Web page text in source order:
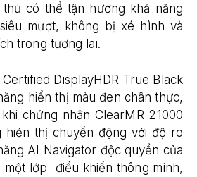
thủ có thể tận hưởng khả năng
mượt, không bị xé hình và
trong tương lai.
DisplayHDR True Black
hiển thị màu đen chân thực,
chứng nhận ClearMR 21000
hiẻn thị chuyển động với độ rõ
AI Navigator độc quyền của
một lớp điều khiển thông minh,